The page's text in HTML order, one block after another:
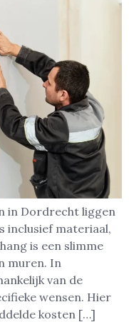
in Dordrecht liggen
inclusief materiaal,
is een slimme
muren. In
van de
wensen. Hier
kosten […]